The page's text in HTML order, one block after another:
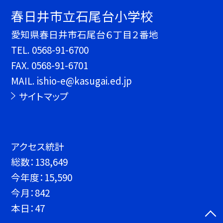
春日井市立石尾台小学校
愛知県春日井市石尾台６丁目２番地
TEL. 0568-91-6700
FAX. 0568-91-6701
MAIL. ishio-e@kasugai.ed.jp
サイトマップ
アクセス統計
総数： 138,649
今年度： 15,590
今月：842
本日：47